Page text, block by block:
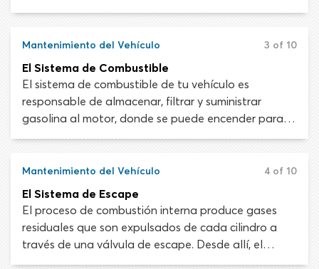
vehículos modernos tienen motores de 4, 6 u 8
cigüeñal del motor, que convierte la energía térmica
del cilindro en energía cinética, de rotación o torque.
Esta energía luego se transmite a las ruedas a
través de la transmisión y el eje de transmisión.
Mantenimiento del Vehículo 3 of 10
El Sistema de Combustible
El sistema de combustible de tu vehículo es
responsable de almacenar, filtrar y suministrar
gasolina al motor, donde se puede encender para
crear energía. Los componentes principales del
las líneas de combustible, la bomba de combustible,
los filtros y los inyectores de combustible. Juntos,
coordinan el envío de combustible y aire a los
cilindros del motor. Si un componente del sistema de
combustible deja de funcionar como debería, todo
el proceso se verá comprometido.
Mantenimiento del Vehículo 4 of 10
El Sistema de Escape
El proceso de combustión interna produce gases
residuales que son expulsados de cada cilindro a
través de una válvula de escape. Desde allí, el
sistema de escape lleva los gases residuales lejos